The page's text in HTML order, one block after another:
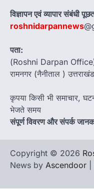
विज्ञापन एवं व्यापार संबंधी
roshnidarpannews
पता:
(Roshni Darpan
रामनगर (नैनीताल )
कृपया किसी भी समाचार,
भेजते समय
संपूर्ण विवरण और संपर्क
Copyright © 2026
News by Ascendoor